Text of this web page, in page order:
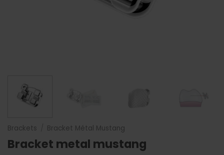
Brackets Bracket Métal Mustang
Bracket metal mustang